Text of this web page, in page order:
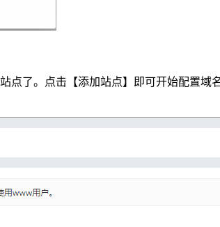
点了。点击【添加站点】即可开始配置